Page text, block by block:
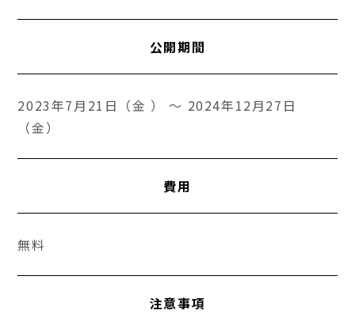
公開期間
2023年7月21日（金 ） ～ 2024年12月27日
（金）
費用
無料
注意事項